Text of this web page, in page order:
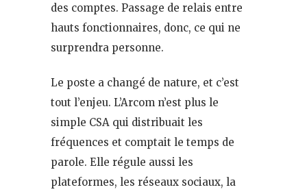
des comptes. Passage de relais entre
hauts fonctionnaires, donc, ce qui ne
surprendra personne.
Le poste a changé de nature, et c’est
tout l’enjeu. L’Arcom n’est plus le
simple CSA qui distribuait les
fréquences et comptait le temps de
parole. Elle régule aussi les
plateformes, les réseaux sociaux, la